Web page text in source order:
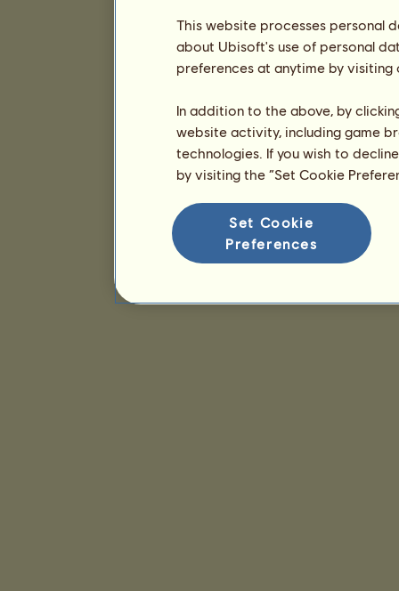
This website processes personal
about Ubisoft's use of personal
preferences at anytime by
In addition to the above, by
website activity, including game
technologies. If you wish to
by visiting the “Set Cookie
Set Cookie
Preferences